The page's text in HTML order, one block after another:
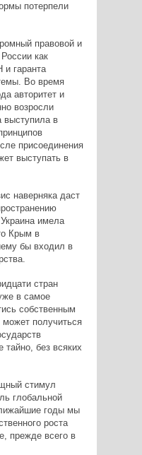
потерпели
правовой и
как
гаранта
Во время
авторитет и
возросли
выступила в
присоединения
выступать в
наверняка даст
имела
Крым в
бы входил в
стран
в самое
собственным
получиться
тайно, без всяких
стимул
глобальной
годы мы
роста
прежде всего в